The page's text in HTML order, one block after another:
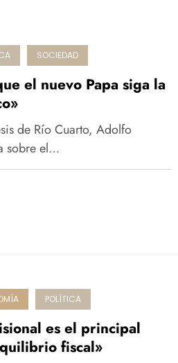
SOCIEDAD
el nuevo Papa siga la
de Río Cuarto, Adolfo
sobre el…
POLÍTICA
es el principal
fiscal»